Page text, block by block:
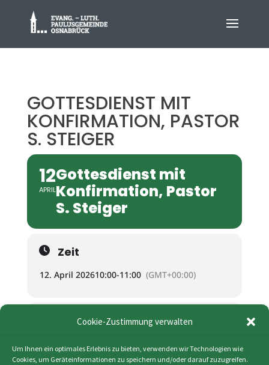
Cookie-Zustimmung verwalten
Um Ihnen ein optimales Erlebnis zu bieten, verwenden wir Technologien wie
Cookies, um Geräteinformationen zu speichern und/oder darauf zuzugreifen.
GOTTESDIENST MIT
KONFIRMATION, PASTOR
S. STEIGER
12
APRIL
Gottesdienst mit
Konfirmation, Pastor
S. Steiger
Zeit
12. April 202610:00-11:00 (GMT+00:00)
KALENDER (ICS)